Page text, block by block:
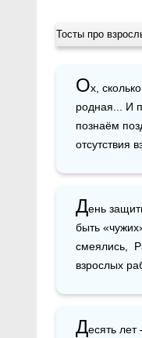
Тосты про
Ох,
родная... И
познаём
отсутствия
День
быть
смеялись,
взрослых
Десять